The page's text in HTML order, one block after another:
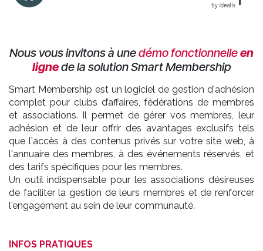
Nous vous invitons à unedémo fonctionnelleen
lignede la solution Smart Membership
​Smart Membership est un logiciel de gestion d'adhésion
complet pour clubs d’affaires, fédérations de membres
et associations. Il permet de gérer vos membres, leur
adhésion et de leur offrir des avantages exclusifs tels
que l'accès à des contenus privés sur votre site web, à
l'annuaire des membres, à des événements réservés, et
des tarifs spécifiques pour les membres.
Un outil indispensable pour les associations désireuses
de faciliter la gestion de leurs membres et de renforcer
l'engagement au sein de leur communauté.
INFOS PRATIQUES